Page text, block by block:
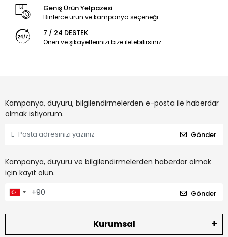
Geniş Ürün Yelpazesi
Binlerce ürün ve kampanya seçeneği
7 / 24 DESTEK
Öneri ve şikayetlerinizi bize iletebilirsiniz.
Kampanya, duyuru, bilgilendirmelerden e-posta ile haberdar
olmak istiyorum.
Gönder
Kampanya, duyuru ve bilgilendirmelerden haberdar olmak
için kayıt olun.
Gönder
Kurumsal